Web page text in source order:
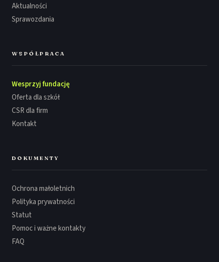
Aktualności
Sprawozdania
WSPÓŁPRACA
Wesprzyj fundację
Oferta dla szkół
CSR dla firm
Kontakt
DOKUMENTY
Ochrona małoletnich
Polityka prywatności
Statut
Pomoc i ważne kontakty
FAQ